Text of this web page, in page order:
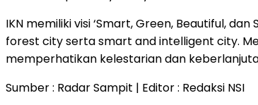
IKN memiliki visi ‘Smart, Green, Beautiful,
forest city serta smart and intelligent city.
memperhatikan kelestarian dan
Sumber : Radar Sampit | Editor : Redaksi NSI